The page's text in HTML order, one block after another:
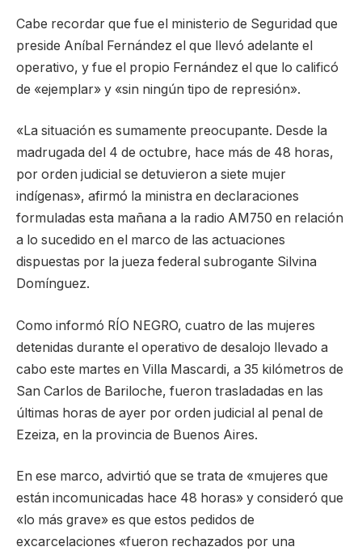
Cabe recordar que fue el ministerio de Seguridad que
preside Aníbal Fernández el que llevó adelante el
operativo, y fue el propio Fernández el que lo calificó
de «ejemplar» y «sin ningún tipo de represión».
«La situación es sumamente preocupante. Desde la
madrugada del 4 de octubre, hace más de 48 horas,
por orden judicial se detuvieron a siete mujer
indígenas», afirmó la ministra en declaraciones
formuladas esta mañana a la radio AM750 en relación
a lo sucedido en el marco de las actuaciones
dispuestas por la jueza federal subrogante Silvina
Domínguez.
Como informó RÍO NEGRO, cuatro de las mujeres
detenidas durante el operativo de desalojo llevado a
cabo este martes en Villa Mascardi, a 35 kilómetros de
San Carlos de Bariloche, fueron trasladadas en las
últimas horas de ayer por orden judicial al penal de
Ezeiza, en la provincia de Buenos Aires.
En ese marco, advirtió que se trata de «mujeres que
están incomunicadas hace 48 horas» y consideró que
«lo más grave» es que estos pedidos de
excarcelaciones «fueron rechazados por una